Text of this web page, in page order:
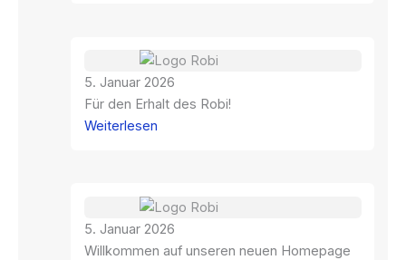
den
Robi!
5. Januar 2026
Für den Erhalt des Robi!
Weiterlesen:
des
Robi!
5. Januar 2026
Willkommen auf unseren neuen Homepage